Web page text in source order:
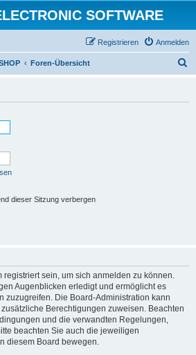
SOFTWARE
Anmelden
Registrieren
Foren-Übersicht
dieser Sitzung verbergen
registriert sein, um sich anmelden zu können.
Augenblicken erledigt und ermöglicht es
zuzugreifen. Die Board-Administration kann
Berechtigungen zuweisen. Beachten
und die verwandten Regelungen,
beachten Sie auch die jeweiligen
diesem Board bewegen.